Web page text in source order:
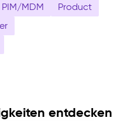
PIM/MDM
Product
entdecken